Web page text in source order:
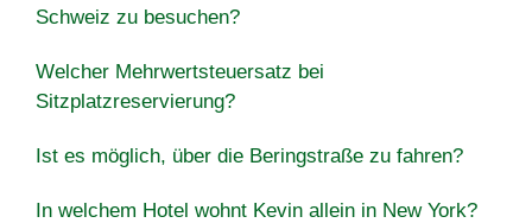
Schweiz zu besuchen?
Welcher Mehrwertsteuersatz bei
Sitzplatzreservierung?
Ist es möglich, über die Beringstraße zu fahren?
In welchem Hotel wohnt Kevin allein in New York?